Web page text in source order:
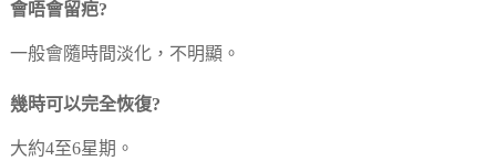
會唔會留疤?
一般會隨時間淡化，不明顯。
幾時可以完全恢復?
大約4至6星期。